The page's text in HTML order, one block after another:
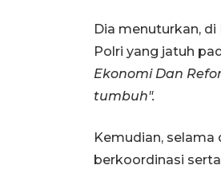
Dia menuturkan,
Polri yang jatuh
Ekonomi Dan
tumbuh".
Kemudian,
berkoordinasi